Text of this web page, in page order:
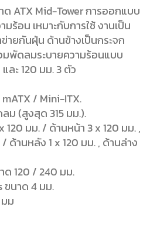
ด ATX Mid-Tower การออกแบบ
มร้อน เหมาะกับการใช้ งานเป็น
ายกันฝุ่น ด้านข้างเป็นกระจก
มพัดลมระบายความร้อนแบบ
ละ 120 มม. 3 ตัว
/ Mini-ITX.
ม (สูงสุด 315 มม.).
มม. / ด้านหน้า 3 x 120 มม. ,
ด้านหลัง 1 x 120 มม. , ด้านล่าง
ด 120 / 240 มม.
ขนาด 4 มม.
ม